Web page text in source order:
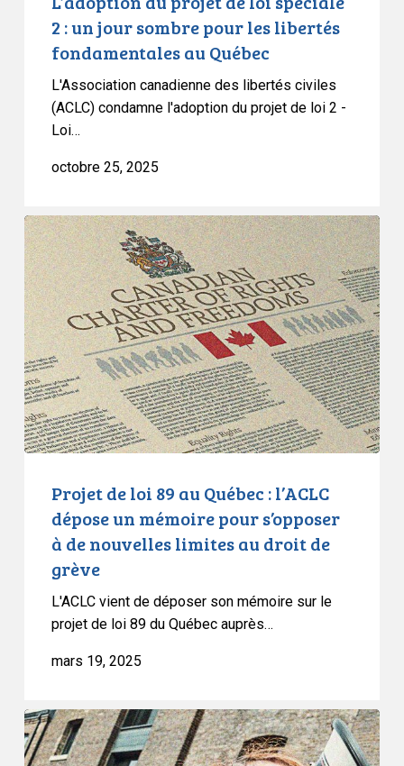
libertés
fondamentales
Québec
2 : un jour sombre pour les libertés
fondamentales au Québec
L'Association canadienne des libertés civiles
(ACLC) condamne l'adoption du projet de loi 2 -
Loi…
octobre 25, 2025
Projet
de
loi
89
au
Québec
:
l’ACLC
dépose
un
s’opposer
nouvelles
limites
Projet de loi 89 au Québec : l’ACLC
dépose un mémoire pour s’opposer
à de nouvelles limites au droit de
grève
L'ACLC vient de déposer son mémoire sur le
projet de loi 89 du Québec auprès…
mars 19, 2025
L’ACLC
s’oppose